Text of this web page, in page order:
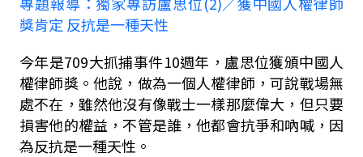
獎肯定 反抗是一種天性
今年是709大抓捕事件10週年，盧思位獲頒中國人
權律師獎。他說，做為一個人權律師，可說戰場無
處不在，雖然他沒有像戰士一樣那麼偉大，但只要
損害他的權益，不管是誰，他都會抗爭和吶喊，因
為反抗是一種天性。